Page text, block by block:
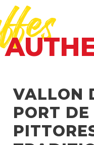
VALLON
PORT DE